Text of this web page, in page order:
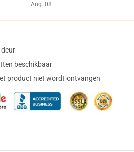
Aug. 08
beschikbaar
product niet wordt ontvangen